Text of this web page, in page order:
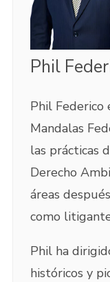
Phil
Phil Federico
Mandalas
las prácticas
Derecho
áreas
como
Phil ha
históricos y